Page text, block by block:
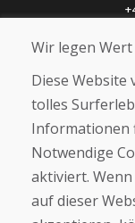
Wir legen
Diese Website
tolles
Informationen
Notwendige
aktiviert.
auf dieser